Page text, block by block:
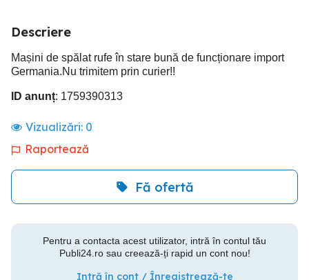
Descriere
Mașini de spălat rufe în stare bună de funcționare import
Germania.Nu trimitem prin curier!!
ID anunț: 1759390313
Vizualizări: 0
Raportează
Fă ofertă
Pentru a contacta acest utilizator, intră în contul tău
Publi24.ro sau creează-ți rapid un cont nou!
Intră în cont / Înregistrează-te